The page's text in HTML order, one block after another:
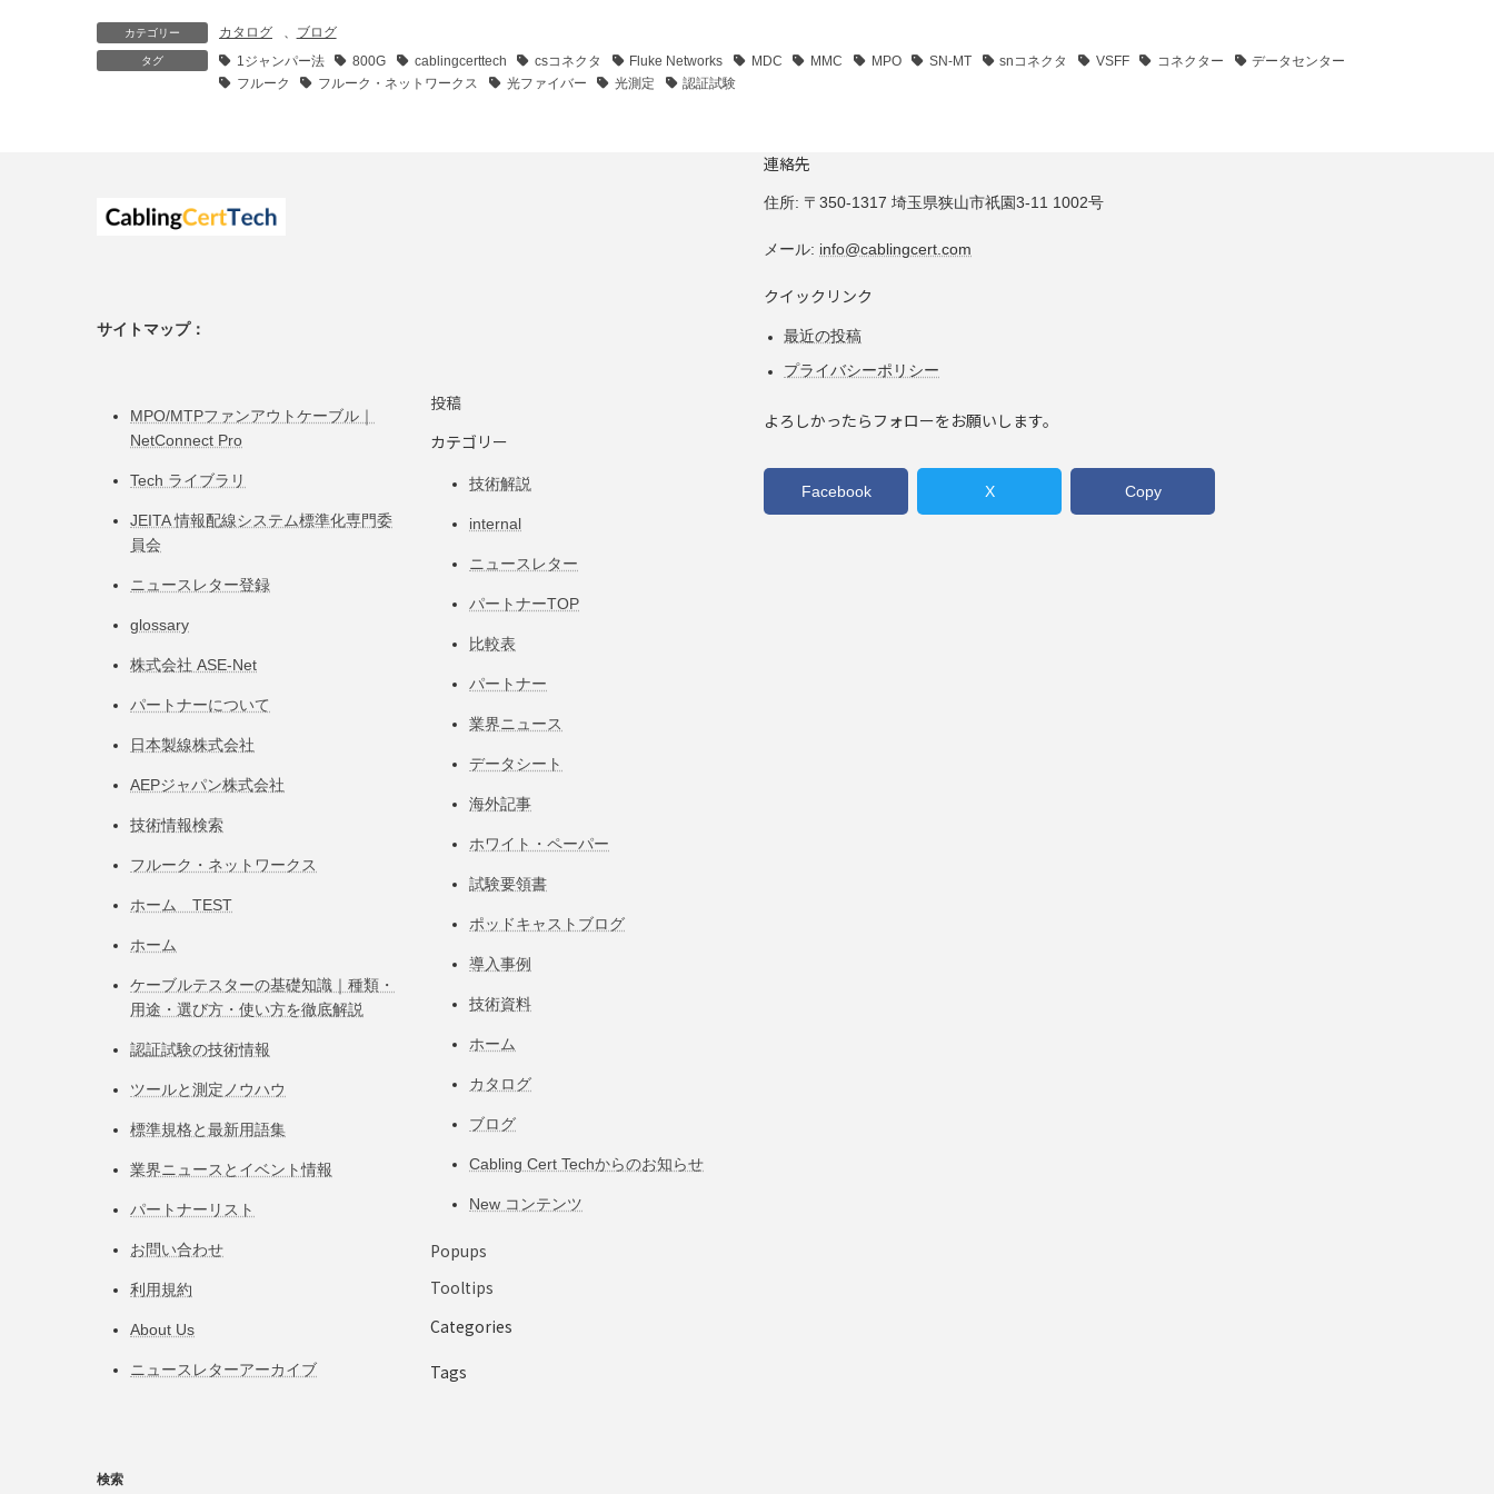
カテゴリー カタログ 、 ブログ
タグ 1ジャンパー法 800G cablingcerttech csコネクタ Fluke Networks MDC MMC MPO SN-MT snコネクタ VSFF コネクター
データセンター
フルーク
フルーク・ネットワークス 光ファイバー 光測定 認証試験
サイトマップ：
MPO/MTPファンアウトケーブル｜
NetConnect Pro
Tech ライブラリ
JEITA 情報配線システム標準化専⾨委
員会
ニュースレター登録
glossary
株式会社 ASE-Net
パートナーについて
日本製線株式会社
AEPジャパン株式会社
技術情報検索
フルーク・ネットワークス
ホーム TEST
ホーム
ケーブルテスターの基礎知識｜種類・
用途・選び方・使い方を徹底解説
認証試験の技術情報
ツールと測定ノウハウ
標準規格と最新用語集
業界ニュースとイベント情報
パートナーリスト
お問い合わせ
利用規約
About Us
ニュースレターアーカイブ
投稿
カテゴリー
技術解説
internal
ニュースレター
パートナーTOP
比較表
パートナー
業界ニュース
データシート
海外記事
ホワイト・ペーパー
試験要領書
ポッドキャストブログ
導入事例
技術資料
ホーム
カタログ
ブログ
Cabling Cert Techからのお知らせ
New コンテンツ
Popups
Tooltips
Categories
Tags
検索
連絡先
住所: 〒350-1317 埼玉県狭山市祇園3-11 1002号
メール: info@cablingcert.com
クイックリンク
最近の投稿
プライバシーポリシー
よろしかったらフォローをお願いします。
Facebook X Copy